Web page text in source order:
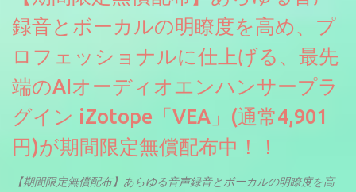
録音とボーカルの明瞭度を高め、プ
ロフェッショナルに仕上げる、最先
端のAIオーディオエンハンサープラ
グイン iZotope「VEA」(通常4,901
円)が期間限定無償配布中！！
【期間限定無償配布】あらゆる音声録音とボーカルの明瞭度を高